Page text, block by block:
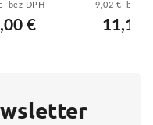
bez DPH
€
9,02 € bez
11,10